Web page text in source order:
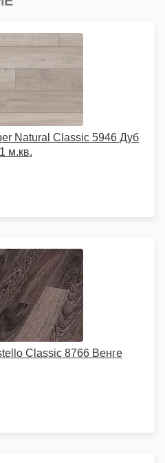
Natural Classic 5946 Дуб
м.кв.
Classic 8766 Венге